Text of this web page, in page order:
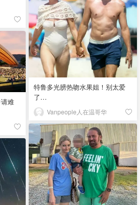
特鲁多光膀热吻水果姐！别太爱
了…
Vanpeople人在温哥华
难